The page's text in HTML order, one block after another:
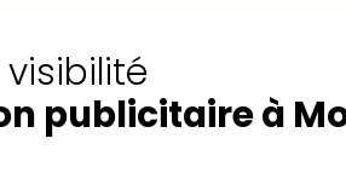
publicitaire à